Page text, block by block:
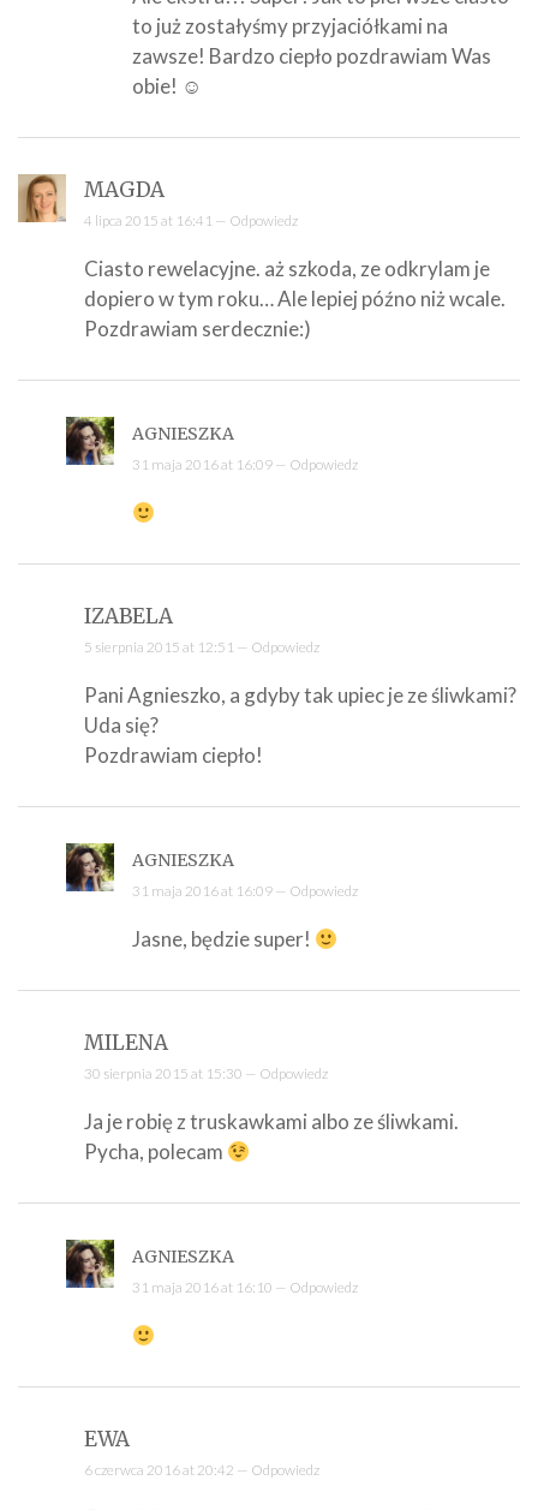
to już zostałyśmy przyjaciółkami na
zawsze! Bardzo ciepło pozdrawiam Was
obie! ☺
MAGDA
4 lipca 2015 at 16:41 — Odpowiedz
Ciasto rewelacyjne. aż szkoda, ze odkrylam je
dopiero w tym roku… Ale lepiej późno niż wcale.
Pozdrawiam serdecznie:)
AGNIESZKA
31 maja 2016 at 16:09 — Odpowiedz
IZABELA
5 sierpnia 2015 at 12:51 — Odpowiedz
Pani Agnieszko, a gdyby tak upiec je ze śliwkami?
Uda się?
Pozdrawiam ciepło!
AGNIESZKA
31 maja 2016 at 16:09 — Odpowiedz
Jasne, będzie super!
MILENA
30 sierpnia 2015 at 15:30 — Odpowiedz
Ja je robię z truskawkami albo ze śliwkami.
Pycha, polecam
AGNIESZKA
31 maja 2016 at 16:10 — Odpowiedz
EWA
6 czerwca 2016 at 20:42 — Odpowiedz